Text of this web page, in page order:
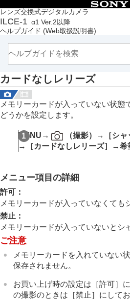
レンズ交換式デジタルカメラ
ILCE-1 α1 Ver.2以降
ヘルプガイド (Web取扱説明書)
目次
トップページ
ヘルプガイドの使いかた
本体と付属品を確認する
本機の基本操作
準備/基本的な撮影
MENU一覧から機能を探す
撮影機能を活用する
この章の目次
フォーカス（ピント）を合わせ
顔/瞳AF
ISO感度を選ぶ
画像に効果を加える
より高解像の静止画を撮影する
タッチ機能を使う
シャッターの設定
サイレントモード設定
シャッター方式
電子シャッターを活用する
カードなしレリーズ
メモリーカードが入っていない状態
どうかを設定します。
MENU → （撮影）→
［シ
→
［カードなしレリーズ］ →希
メニュー項目の詳細
許可 ：
メモリーカードが入っていなくても
禁止 ：
メモリーカードが入っていないとシ
ご注意
メモリーカードを入れていない
保存されません。
お買い上げ時の設定は ［許可］
の撮影のときは ［禁止］ にして